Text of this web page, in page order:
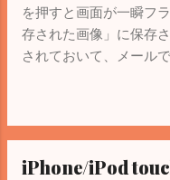
くれるアプリは一応あ
リ。 これが600円もす
を押すと画面が一瞬フ
存された画像」に保存
されておいて、メール
iPhone/iPod